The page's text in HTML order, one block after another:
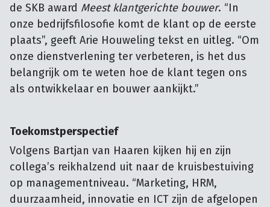
de SKB award Meest klantgerichte bouwer. “In
onze bedrijfsfilosofie komt de klant op de eerste
plaats”, geeft Arie Houweling tekst en uitleg. “Om
onze dienstverlening ter verbeteren, is het dus
belangrijk om te weten hoe de klant tegen ons
als ontwikkelaar en bouwer aankijkt.”
Toekomstperspectief
Volgens Bartjan van Haaren kijken hij en zijn
collega’s reikhalzend uit naar de kruisbestuiving
op managementniveau. “Marketing, HRM,
duurzaamheid, innovatie en ICT zijn de afgelopen